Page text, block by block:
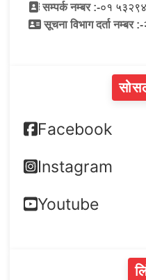
सम्पर्क नम्बर :-०१
सूचना विभाग दर्ता नम्बर :-
Facebook
Instagram
Youtube